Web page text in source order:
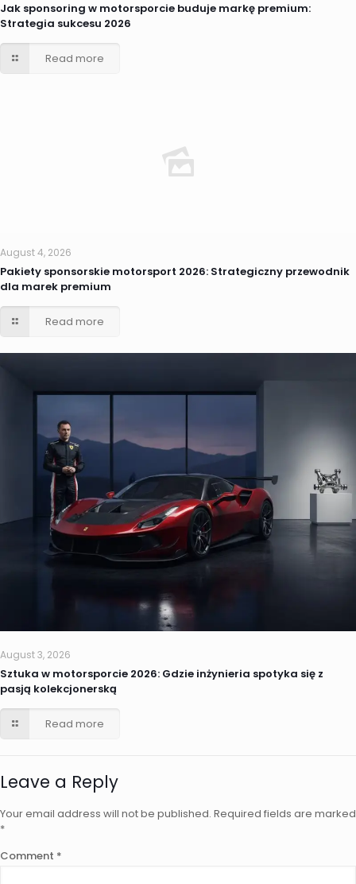
Jak sponsoring w motorsporcie buduje markę premium:
Strategia sukcesu 2026
Read more
August 4, 2026
Pakiety sponsorskie motorsport 2026: Strategiczny przewodnik
dla marek premium
Read more
August 3, 2026
Sztuka w motorsporcie 2026: Gdzie inżynieria spotyka się z
pasją kolekcjonerską
Read more
Leave a Reply
Your email address will not be published. Required fields are marked
*
Comment *